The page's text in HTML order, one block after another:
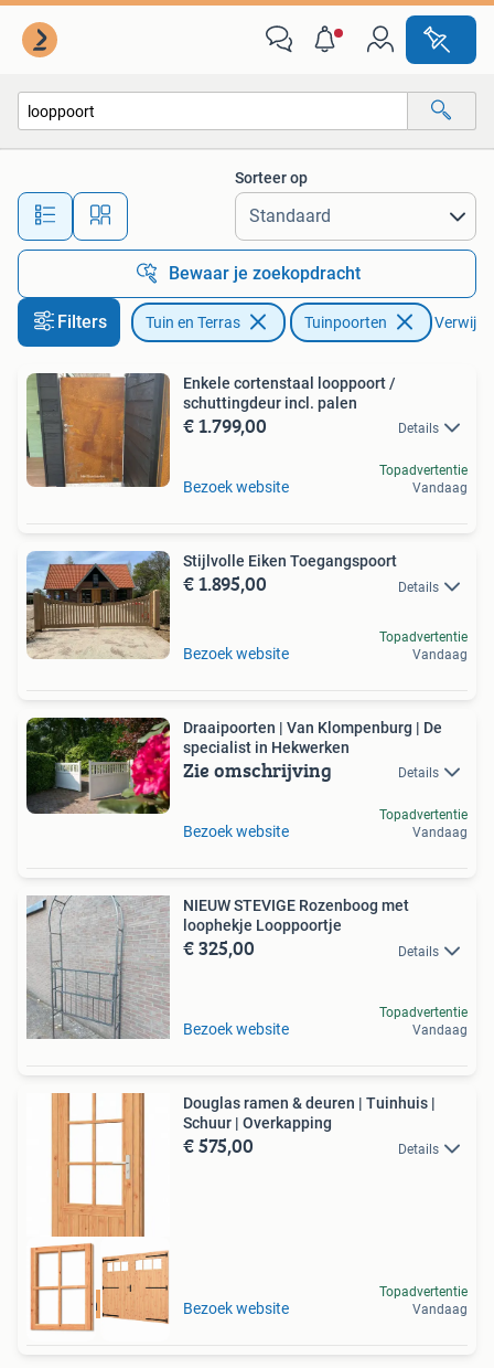
Alle afstanden…
Sorteer op
Bewaar je zoekopdracht
Filters Tuin en Terras Tuinpoorten
Enkele cortenstaal looppoort /
schuttingdeur incl. palen
€ 1.799,00 Details
Bezoek website
Topadvertentie
Vandaag
Stijlvolle Eiken Toegangspoort
€ 1.895,00 Details
Bezoek website
Topadvertentie
Vandaag
Draaipoorten | Van Klompenburg | De
specialist in Hekwerken
Zie omschrijving Details
Bezoek website
Topadvertentie
Vandaag
NIEUW STEVIGE Rozenboog met
loophekje Looppoortje
€ 325,00 Details
Bezoek website
Topadvertentie
Vandaag
Douglas ramen & deuren | Tuinhuis |
Schuur | Overkapping
€ 575,00 Details
Bezoek website
Topadvertentie
Vandaag